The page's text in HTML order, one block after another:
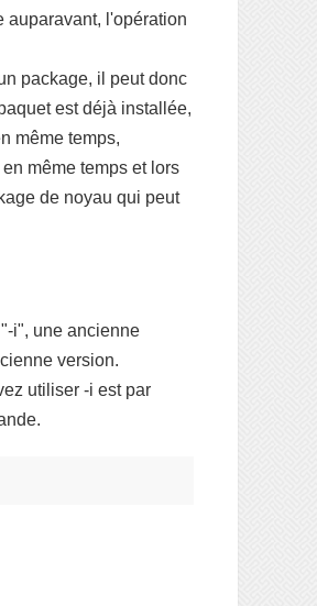
auparavant, l'opération
package, il peut donc
est déjà installée,
même temps,
même temps et lors
de noyau qui peut
i", une ancienne
version.
utiliser -i est par